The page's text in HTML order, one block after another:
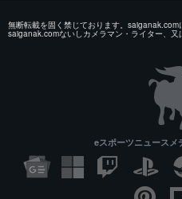
無断転載を固く禁じております。
saiganak.comないしカメラマン・ライター、又
eスポーツニュースメ